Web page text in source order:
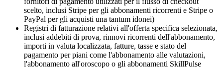
scelto, inclusi Stripe per gli abbonamenti ricorrenti e Stripe o
PayPal per gli acquisti una tantum idonei)
Registri di fatturazione relativi all'offerta specifica selezionata,
inclusi addebiti di prova, rinnovi ricorrenti dell'abbonamento,
importi in valuta localizzata, fatture, tasse e stato del
pagamento per piani come l'abbonamento alle valutazioni,
l'abbonamento all'oroscopo o gli abbonamenti SkillPulse